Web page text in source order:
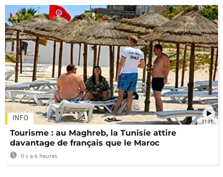
01:01
INFO
Tourisme : au Maghreb, la Tunisie attire
davantage de français que le Maroc
Il y a 6 heures